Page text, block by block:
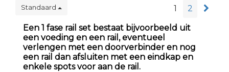
Standaard 1
2
Een 1 fase rail set bestaat bijvoorbeeld uit
een voeding en een rail, eventueel
verlengen met een doorverbinder en nog
een rail dan afsluiten met een eindkap en
enkele spots voor aan de rail.